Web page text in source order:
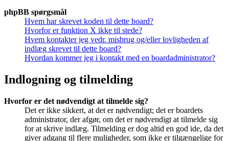
phpBB spørgsmål
Hvem har skrevet koden til dette board?
Hvorfor er funktion X ikke til stede?
Hvem kontakter jeg vedr. misbrug og/eller lovligheden af
indlæg skrevet til dette board?
Hvordan kommer jeg i kontakt med en boardadministrator?
Indlogning og tilmelding
Hvorfor er det nødvendigt at tilmelde sig?
Det er ikke sikkert, at det er nødvendigt; det er boardets
administrator, der afgør, om det er nødvendigt at tilmelde sig
for at skrive indlæg. Tilmelding er dog altid en god ide, da det
giver adgang til flere muligheder, som ikke er tilgængelige for